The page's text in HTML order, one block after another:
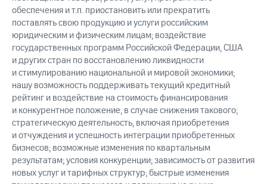
обеспечения и т.п. приостановить или прекратить
поставлять свою продукцию и услуги российским
юридическим и физическим лицам; воздействие
государственных программ Российской Федерации, США
и других стран по восстановлению ликвидности
и стимулированию национальной и мировой экономики;
нашу возможность поддерживать текущий кредитный
рейтинг и воздействие на стоимость финансирования
и конкурентное положение, в случае снижения такового;
стратегическую деятельность, включая приобретения
и отчуждения и успешность интеграции приобретенных
бизнесов; возможные изменения по квартальным
результатам; условия конкуренции; зависимость от развития
новых услуг и тарифных структур; быстрые изменения